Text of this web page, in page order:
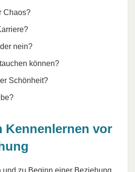
Chaos?
nein?
können?
Schönheit?
Kennenlernen vor